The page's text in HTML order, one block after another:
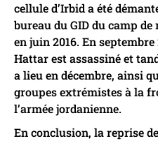
cellule d’Irbid a été
bureau du GID du camp de
en juin 2016. En
Hattar est assassiné et
a lieu en décembre, ainsi
groupes extrémistes à la
l’armée jordanienne.
En conclusion, la reprise